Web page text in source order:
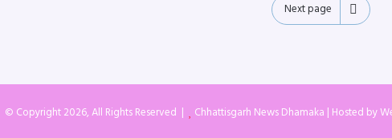
Next page
© Copyright 2026, All Rights Reserved | Chhattisgarh News Dhamaka | Hosted by